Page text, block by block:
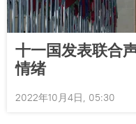
十一国发表联合
情绪
2022年10月4日, 05:30